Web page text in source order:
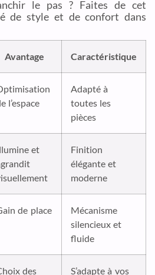
le pas ? Faites de cet
de style et de confort dans
Avantage Caractéristique
l’espace
Adapté à
toutes les
pièces
et
Finition
élégante et
moderne
de place
Mécanisme
silencieux et
fluide
des S’adapte à vos